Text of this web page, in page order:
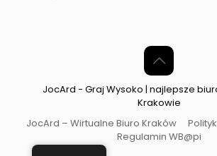
JocArd - Graj Wysoko | najlepsze
Krakowie
JocArd – Wirtualne Biuro Kraków
Regulamin WB@pi